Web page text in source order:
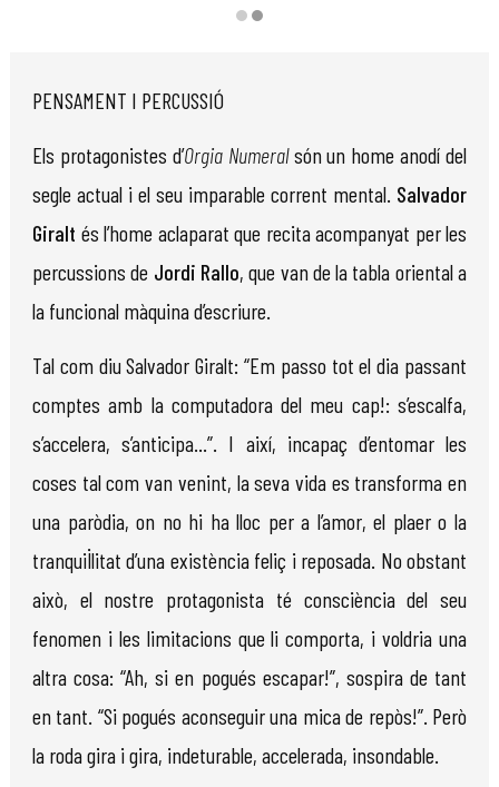
PENSAMENT I PERCUSSIÓ
Els protagonistes d’Orgia Numeralsón un home anodí del
segle actual i el seu imparable corrent mental. Salvador
Giralt és l’home aclaparat que recita acompanyat per les
percussions de Jordi Rallo, que van de la tabla oriental a
la funcional màquina d’escriure.
Tal com diu Salvador Giralt: “Em passo tot el dia passant
comptes amb la computadora del meu cap!: s’escalfa,
s’ac­celera, s’anticipa...”. I així, in­capaç d’entomar les
coses tal com van venint, la seva vida es transforma en
una paròdia, on no hi ha lloc per a l’amor, el plaer o la
tranquil·litat d’una existència feliç i reposada. No obstant
això, el nostre prota­gonista té consciència del seu
fenomen i les limitacions que li comporta, i voldria una
altra cosa: “Ah, si en pogués escapar!”, sospira de tant
en tant. “Si pogués aconseguir una mica de repòs!”. Però
la roda gira i gira, indeturable, accele­rada, insondable.